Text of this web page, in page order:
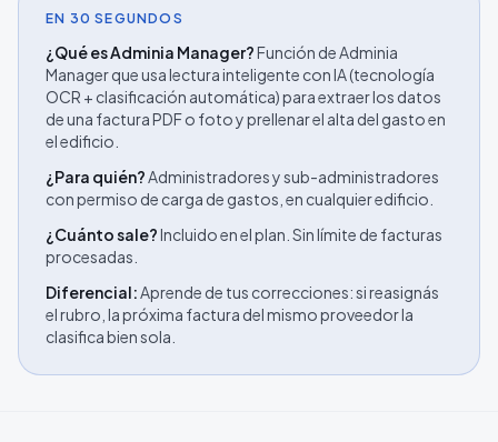
EN 30 SEGUNDOS
¿Qué es Adminia Manager?Función de Adminia
Manager que usa lectura inteligente con IA (tecnología
OCR + clasificación automática) para extraer los datos
de una factura PDF o foto y prellenar el alta del gasto en
el edificio.
¿Para quién?Administradores y sub-administradores
con permiso de carga de gastos, en cualquier edificio.
¿Cuánto sale?Incluido en el plan. Sin límite de facturas
procesadas.
Diferencial:Aprende de tus correcciones: si reasignás
el rubro, la próxima factura del mismo proveedor la
clasifica bien sola.